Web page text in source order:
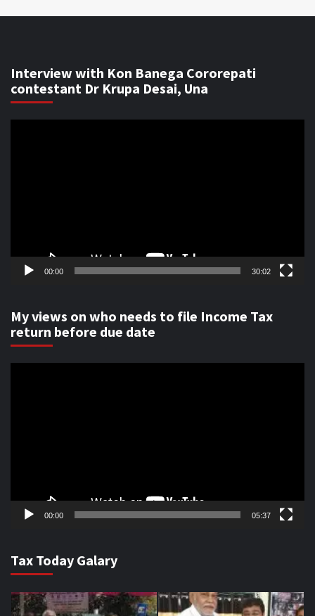
Interview with Kon Banega Cororepati
contestant Dr Krupa Desai, Una
00:00 30:02
My views on who needs to file Income Tax
return before due date
00:00 05:37
Tax Today Galary